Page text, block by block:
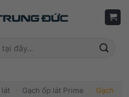
lát » Gạch ốp lát Prime » Gạch